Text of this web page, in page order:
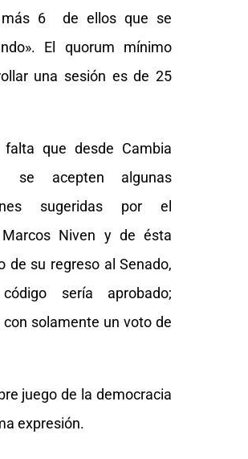
más 6 de ellos que se
El quorum mínimo
una sesión es de 25
que desde Cambia
se acepten algunas
sugeridas por el
Niven y de ésta
de su regreso al Senado,
sería aprobado;
con solamente un voto de
juego de la democracia
expresión.